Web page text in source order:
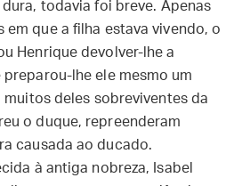
todavia foi breve. Apenas
em que a filha estava vivendo, o
Henrique devolver-lhe a
lhe ele mesmo um
muitos deles sobreviventes da
o duque, repreenderam
causada ao ducado.
à antiga nobreza, Isabel